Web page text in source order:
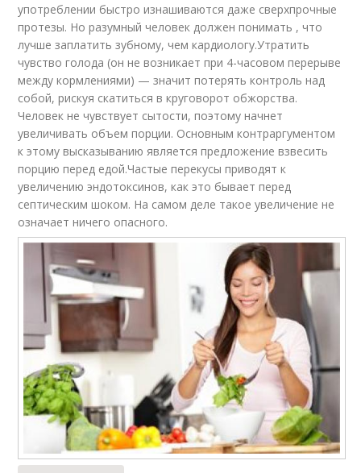
употреблении быстро изнашиваются даже сверхпрочные
протезы. Но разумный человек должен понимать , что
лучше заплатить зубному, чем кардиологу.Утратить
чувство голода (он не возникает при 4-часовом перерыве
между кормлениями) — значит потерять контроль над
собой, рискуя скатиться в круговорот обжорства.
Человек не чувствует сытости, поэтому начнет
увеличивать объем порции. Основным контраргументом
к этому высказыванию является предложение взвесить
порцию перед едой.Частые перекусы приводят к
увеличению эндотоксинов, как это бывает перед
септическим шоком. На самом деле такое увеличение не
означает ничего опасного.